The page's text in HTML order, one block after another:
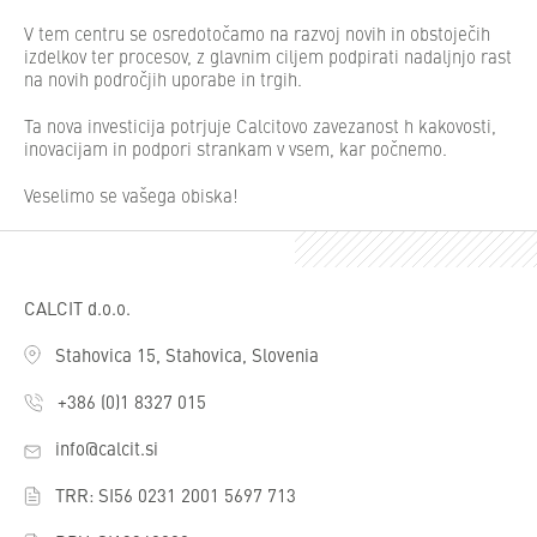
V tem centru se osredotočamo na razvoj novih in obstoječih
izdelkov ter procesov, z glavnim ciljem podpirati nadaljnjo rast
na novih področjih uporabe in trgih.
Ta nova investicija potrjuje Calcitovo zavezanost h kakovosti,
inovacijam in podpori strankam v vsem, kar počnemo.
Veselimo se vašega obiska!
CALCIT d.o.o.
Stahovica 15, Stahovica, Slovenia
+386 (0)1 8327 015
info@calcit.si
TRR: SI56 0231 2001 5697 713